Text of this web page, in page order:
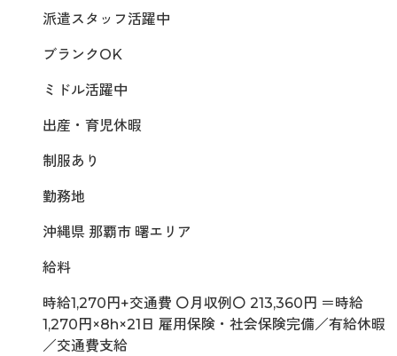
派遣スタッフ活躍中
ブランクOK
ミドル活躍中
出産・育児休暇
制服あり
勤務地
沖縄県 那覇市 曙エリア
給料
時給1,270円+交通費 〇月収例〇 213,360円 ＝時給
1,270円×8h×21日 雇用保険・社会保険完備／有給休暇
／交通費支給